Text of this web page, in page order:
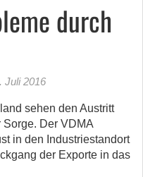
durch
Juli 2016
sehen den Austritt
Der VDMA
in den Industriestandort
der Exporte in das